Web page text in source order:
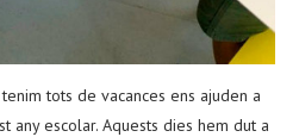
tots de vacances ens ajuden a
any escolar. Aquests dies hem dut a